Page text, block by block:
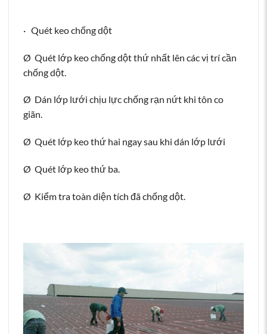
· Quét keo chống dột
Ø Quét lớp keo chống dột thứ nhất lên các vị trí cần
chống dột.
Ø Dán lớp lưới chịu lực chống rạn nứt khi tôn co
giãn.
Ø Quét lớp keo thứ hai ngay sau khi dán lớp lưới
Ø Quét lớp keo thứ ba.
Ø Kiểm tra toàn diện tích đã chống dột.